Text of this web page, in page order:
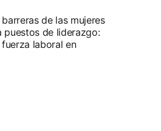
de las mujeres
puestos de liderazgo:
laboral en